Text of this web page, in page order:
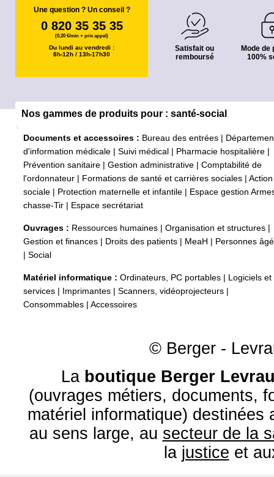
Une question ? Un conseil ?
0 820 35 35 35
(0,20 €/min + prix appel)
Du lundi au vendredi :
8h-12h / 13h-17h30
Satisfait ou
remboursé
Mode de
100%
Nos gammes de produits pour : santé-social
Documents et accessoires : Bureau des entrées
d'information médicale
Suivi médical Pharmacie hospitalière
Prévention sanitaire
Gestion administrative
Comptabilité de
l'ordonnateur
Formations de santé et carrières sociales
Action
sociale
Protection maternelle et infantile
Espace gestion
chasse-Tir
Espace secrétariat
Ouvrages : Ressources humaines Organisation et structures
Gestion et finances
Droits des patients MeaH
Personnes
Social
Matériel informatique : Ordinateurs, PC portables
Logiciels et
services
Imprimantes Scanners, vidéoprojecteurs
Consommables
Accessoires
© Berger -
La boutique Berger
(ouvrages métiers, documents,
matériel informatique) destinées
au sens large, au secteur de la
la justice et